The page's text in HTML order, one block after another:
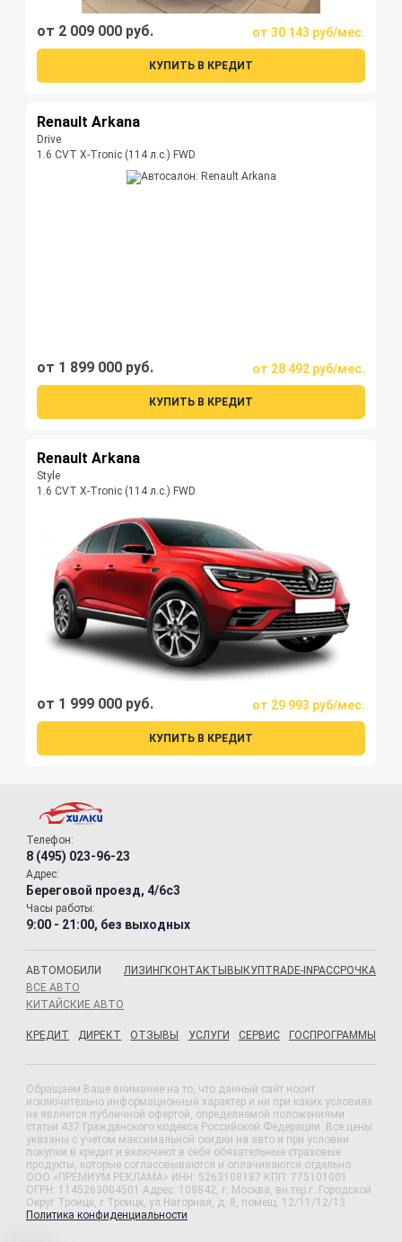
от 2 009 000 руб. от 30 143 руб/мес.
КУПИТЬ В КРЕДИТ
Renault Arkana
Drive
1.6 CVT X-Tronic (114 л.с.) FWD
от 1 899 000 руб. от 28 492 руб/мес.
КУПИТЬ В КРЕДИТ
Renault Arkana
Style
1.6 CVT X-Tronic (114 л.с.) FWD
от 1 999 000 руб. от 29 993 руб/мес.
КУПИТЬ В КРЕДИТ
Телефон:
8 (495) 023-96-23
Адрес:
Береговой проезд, 4/6с3
Часы работы:
9:00 - 21:00, без выходных
АВТОМОБИЛИ
ВСЕ АВТО
КИТАЙСКИЕ АВТО
ЛИЗИНГКОНТАКТЫ ВЫКУП TRADE-IN РАССРОЧКА
КРЕДИТ ДИРЕКТ ОТЗЫВЫ УСЛУГИ СЕРВИС ГОСПРОГРАММЫ
Обращаем Ваше внимание на то, что данный сайт носит
исключительно информационный характер и ни при каких условиях
не является публичной офертой, определяемой положениями
статьи 437 Гражданского кодекса Российской Федерации. Все цены
указаны с учетом максимальной скидки на авто и при условии
покупки в кредит и включают в себя обязательные страховые
продукты, которые согласовываются и оплачиваются отдельно.
ООО «ПРЕМИУМ РЕКЛАМА» ИНН: 5263108187 КПП: 775101001
ОГРН: 1145263004501 Адрес: 108842, г. Москва, вн.тер.г. Городской
Округ Троицк, г Троицк, ул Нагорная, д. 8, помещ. 12/11/12/13
Политика конфиденциальности